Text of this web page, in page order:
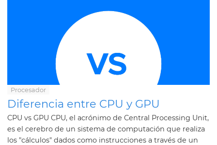
Procesador
Diferencia entre CPU y GPU
CPU vs GPU CPU, el acrónimo de Central Processing Unit,
es el cerebro de un sistema de computación que realiza
los "cálculos" dados como instrucciones a través de un